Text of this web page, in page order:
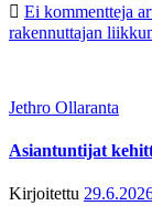
Ei kommentteja
rakennuttajan
Jethro Ollaranta
Asiantuntijat
Kirjoitettu